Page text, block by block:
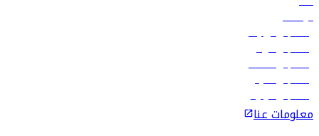
الوظائف
رحلات إلى تبيليسي
رحلات إلى الرياض
رحلات إلى مسقط
رحلات إلى ماليه
رحلات إلى كولومبو
معلومات عنا